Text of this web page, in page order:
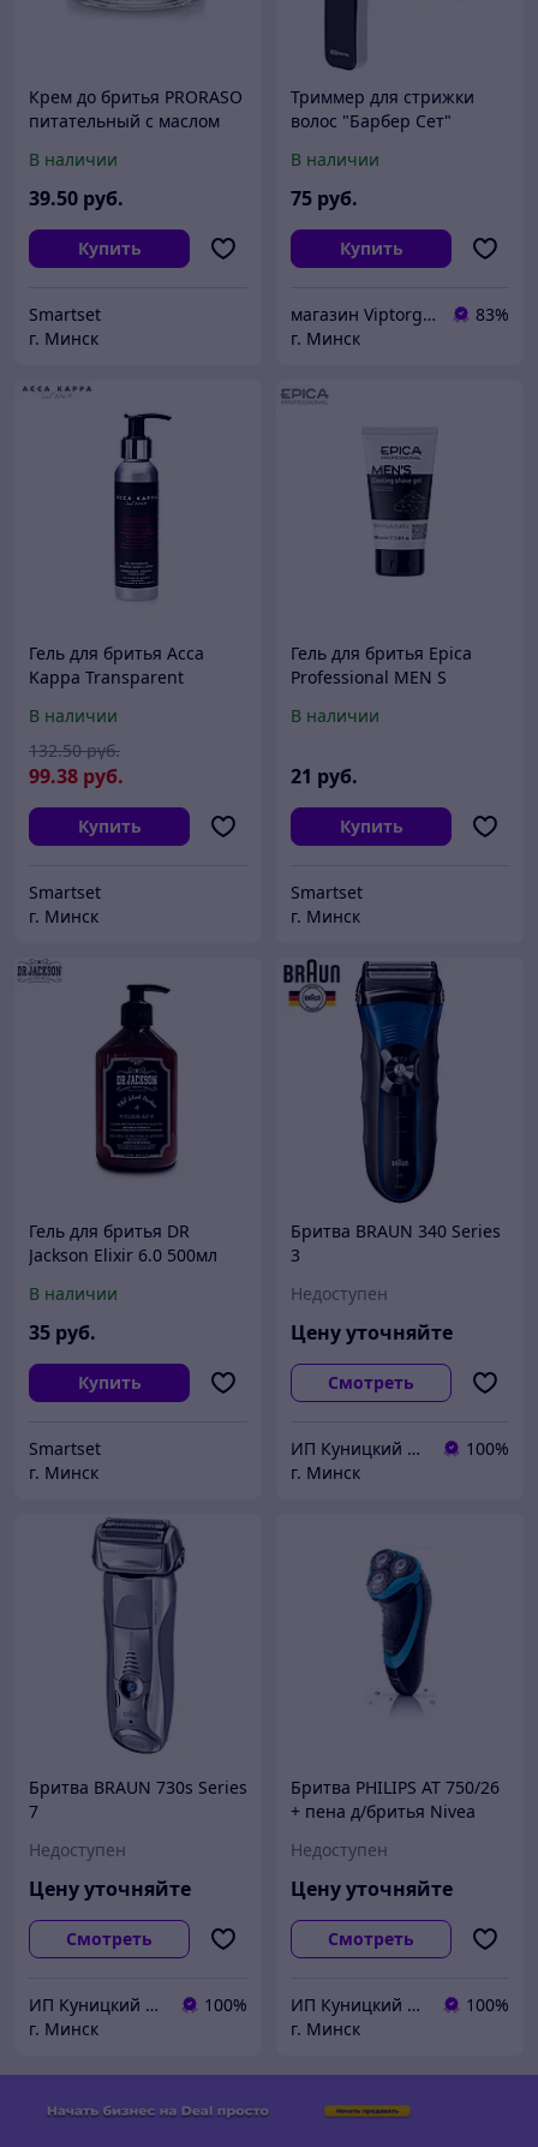
Крем до бритья PRORASO
питательный с маслом
В наличии
39.50 руб.
Купить
Smartset
г. Минск
Триммер для стрижки
волос "Барбер Сет"
для контурной стрижки,
носа и ушей
В наличии
75 руб.
Купить
магазин Viptorg.by
83%
г. Минск
Гель для бритья Acca
Kappa Transparent
В наличии
99.38 руб.
132.50 руб.
Купить
Smartset
г. Минск
Гель для бритья Epica
Professional MEN S
В наличии
21 руб.
Купить
Smartset
г. Минск
Гель для бритья DR
Jackson Elixir 6.0 500мл
В наличии
35 руб.
Купить
Smartset
г. Минск
Бритва BRAUN 340 Series
3
Недоступен
Цену уточняйте
Смотреть
ИП Куницкий В.С.
100%
г. Минск
Бритва BRAUN 730s Series
7
Недоступен
Цену уточняйте
Смотреть
ИП Куницкий В.С.
100%
г. Минск
Бритва PHILIPS AT 750/26
+ пена д/бритья Nivea
Недоступен
Цену уточняйте
Смотреть
ИП Куницкий В.С.
100%
г. Минск